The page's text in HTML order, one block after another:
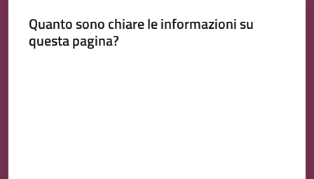
Quanto sono chiare le informazioni su
questa pagina?